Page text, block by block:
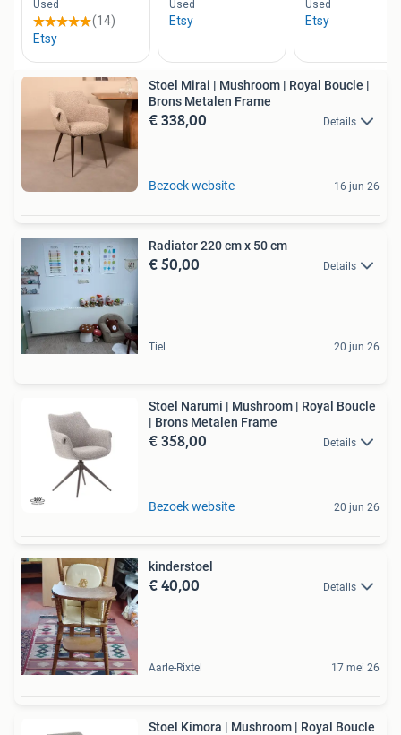
Stoel Mirai | Mushroom | Royal Boucle |
Brons Metalen Frame
€ 338,00 Details
Bezoek website 16 jun 26
Radiator 220 cm x 50 cm
€ 50,00 Details
Tiel 20 jun 26
Stoel Narumi | Mushroom | Royal Boucle
| Brons Metalen Frame
€ 358,00 Details
Bezoek website 20 jun 26
kinderstoel
€ 40,00 Details
Aarle-Rixtel 17 mei 26
Stoel Kimora | Mushroom | Royal Boucle